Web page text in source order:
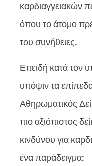
καρδιαγγειακών
όπου το άτομο
του συνήθειες.
Επειδή κατά τον
υπόψιν τα
Αθηρωματικός
πιο αξιόπιστος
κινδύνου για
ένα παράδειγμα: